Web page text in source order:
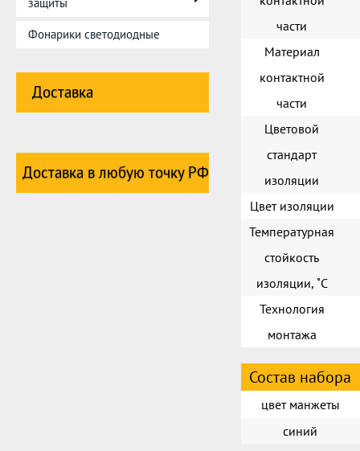
Фонарики светодиодные
Доставка
Доставка в любую точку РФ
части
Материал
контактной
части
Цветовой
стандарт
изоляции
Цвет изоляции
Температурная
стойкость
изоляции, ˚С
Технология
монтажа
Состав набора
цвет манжеты
синий